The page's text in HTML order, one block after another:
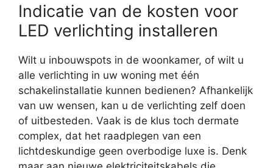
Indicatie van de kosten voor
LED verlichting installeren
Wilt u inbouwspots in de woonkamer, of wilt u
alle verlichting in uw woning met één
schakelinstallatie kunnen bedienen? Afhankelijk
van uw wensen, kan u de verlichting zelf doen
of uitbesteden. Vaak is de klus toch dermate
complex, dat het raadplegen van een
lichtdeskundige geen overbodige luxe is. Denk